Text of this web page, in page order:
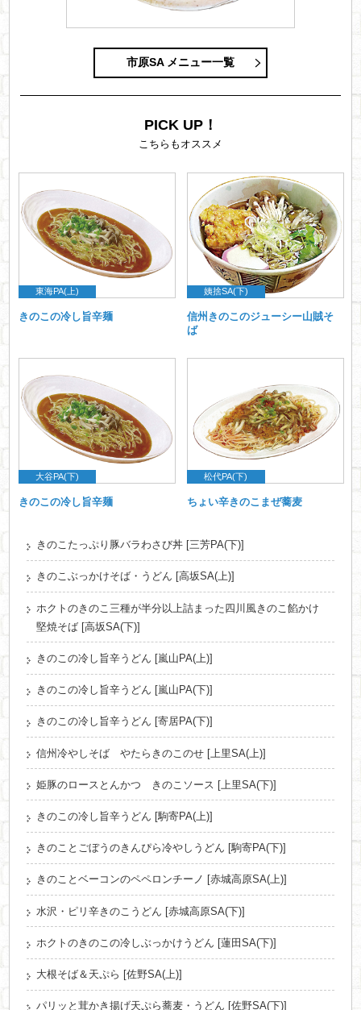
市原SA メニュー一覧
PICK UP！
こちらもオススメ
東海PA(上)
きのこの冷し旨辛麺
姨捨SA(下)
信州きのこのジューシー山賊そ
ば
大谷PA(下)
きのこの冷し旨辛麺
松代PA(下)
ちょい辛きのこまぜ蕎麦
きのこたっぷり豚バラわさび丼 [三芳PA(下)]
きのこぶっかけそば・うどん [高坂SA(上)]
ホクトのきのこ三種が半分以上詰まった四川風きのこ餡かけ
堅焼そば [高坂SA(下)]
きのこの冷し旨辛うどん [嵐山PA(上)]
きのこの冷し旨辛うどん [嵐山PA(下)]
きのこの冷し旨辛うどん [寄居PA(下)]
信州冷やしそば やたらきのこのせ [上里SA(上)]
姫豚のロースとんかつ きのこソース [上里SA(下)]
きのこの冷し旨辛うどん [駒寄PA(上)]
きのことごぼうのきんぴら冷やしうどん [駒寄PA(下)]
きのことベーコンのペペロンチーノ [赤城高原SA(上)]
水沢・ピリ辛きのこうどん [赤城高原SA(下)]
ホクトのきのこの冷しぶっかけうどん [蓮田SA(下)]
大根そば＆天ぷら [佐野SA(上)]
パリッと茸かき揚げ天ぷら蕎麦・うどん [佐野SA(下)]